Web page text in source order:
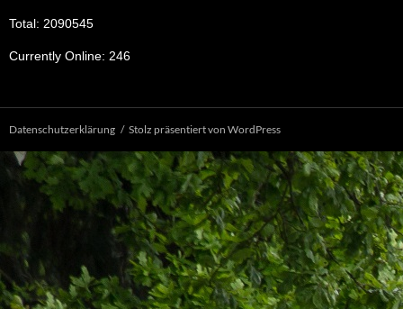
Total: 2090545
Currently Online: 246
Datenschutzerklärung Stolz präsentiert von WordPress